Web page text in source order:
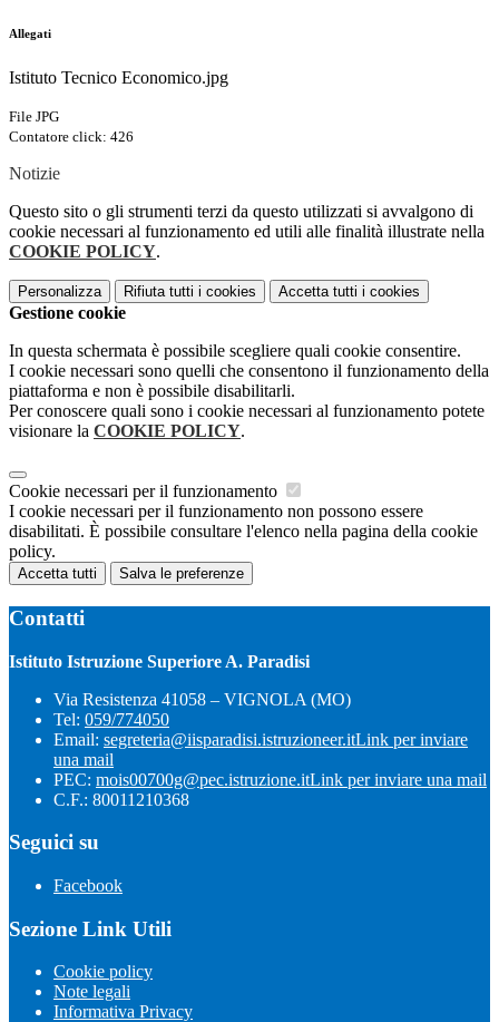
Allegati
Istituto Tecnico Economico.jpg
File JPG
Contatore click: 426
Notizie
Questo sito o gli strumenti terzi da questo utilizzati si avvalgono di
cookie necessari al funzionamento ed utili alle finalità illustrate nella
COOKIE POLICY.
Personalizza Rifiuta tutti i cookies Accetta tutti i cookies
Gestione cookie
In questa schermata è possibile scegliere quali cookie consentire.
I cookie necessari sono quelli che consentono il funzionamento della
piattaforma e non è possibile disabilitarli.
Per conoscere quali sono i cookie necessari al funzionamento potete
visionare la COOKIE POLICY.
Cookie necessari per il funzionamento
I cookie necessari per il funzionamento non possono essere
disabilitati. È possibile consultare l'elenco nella pagina della cookie
policy.
Accetta tutti Salva le preferenze
Contatti
Istituto Istruzione Superiore A. Paradisi
Via Resistenza 41058 – VIGNOLA (MO)
Tel: 059/774050
Email: segreteria@iisparadisi.istruzioneer.itLink per inviare
una mail
PEC: mois00700g@pec.istruzione.itLink per inviare una mail
C.F.: 80011210368
Seguici su
Facebook
Sezione Link Utili
Cookie policy
Note legali
Informativa Privacy